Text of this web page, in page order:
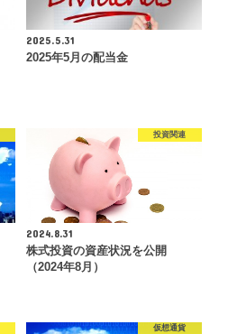
2025.5.31
2025年5月の配当金
投資関連
2024.8.31
株式投資の資産状況を公開
（2024年8月）
仮想通貨